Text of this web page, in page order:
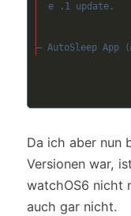
e .1 update.
— AutoSleep App
Da ich aber nun
Versionen war,
watchOS6 nicht
auch gar nicht.